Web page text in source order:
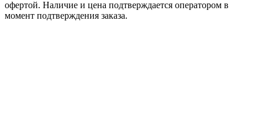
офертой. Наличие и цена подтверждается оператором в
момент подтверждения заказа.